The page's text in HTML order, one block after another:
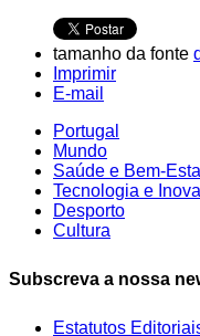
tamanho da fonte
Imprimir
E-mail
Portugal
Mundo
Saúde e Bem-
Tecnologia e
Desporto
Cultura
Subscreva a nossa
Estatutos